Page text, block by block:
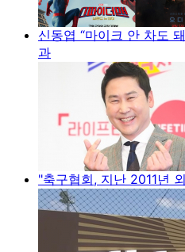
신동엽 “마이크 안 차도
과
"축구협회, 지난 2011년